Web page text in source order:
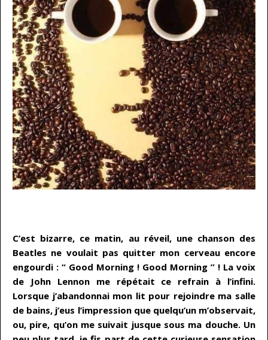
C’est bizarre, ce matin, au réveil, une chanson des
Beatles ne voulait pas quitter mon cerveau encore
engourdi : “ Good Morning ! Good Morning ” ! La voix
de John Lennon me répétait ce refrain à l’infini.
Lorsque j’abandonnai mon lit pour rejoindre ma salle
de bains, j’eus l’impression que quelqu’un m’observait,
ou, pire, qu’on me suivait jusque sous ma douche. Un